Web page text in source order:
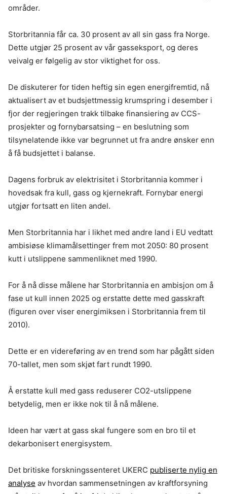
områder.
Storbritannia får ca. 30 prosent av all sin gass fra Norge.
Dette utgjør 25 prosent av vår gasseksport, og deres
veivalg er følgelig av stor viktighet for oss.
De diskuterer for tiden heftig sin egen energifremtid, nå
aktualisert av et budsjettmessig krumspring i desember i
fjor der regjeringen trakk tilbake finansiering av CCS-
prosjekter og fornybarsatsing – en beslutning som
tilsynelatende ikke var begrunnet ut fra andre ønsker enn
å få budsjettet i balanse.
Dagens forbruk av elektrisitet i Storbritannia kommer i
hovedsak fra kull, gass og kjernekraft. Fornybar energi
utgjør fortsatt en liten andel.
Men Storbritannia har i likhet med andre land i EU vedtatt
ambisiøse klimamålsettinger frem mot 2050: 80 prosent
kutt i utslippene sammenliknet med 1990.
For å nå disse målene har Storbritannia en ambisjon om å
fase ut kull innen 2025 og erstatte dette med gasskraft
(figuren over viser energimiksen i Storbritannia frem til
2010).
Dette er en videreføring av en trend som har pågått siden
70-tallet, men som skjøt fart rundt 1990.
Å erstatte kull med gass reduserer CO2-utslippene
betydelig, men er ikke nok til å nå målene.
Ideen har vært at gass skal fungere som en bro til et
dekarbonisert energisystem.
Det britiske forskningssenteret UKERC publiserte nylig en
analyse av hvordan sammensetningen av kraftforsyning